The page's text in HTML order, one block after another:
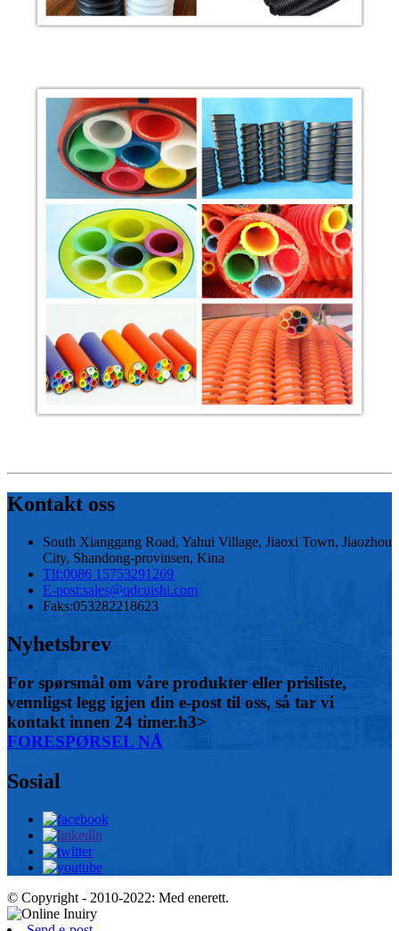
Kontakt oss
South Xianggang Road, Yahui Village, Jiaoxi Town, Jiaozhou
City, Shandong-provinsen, Kina
Tlf:0086 15753291269
E-post:sales@qdcuishi.com
Faks:053282218623
Nyhetsbrev
For spørsmål om våre produkter eller prisliste,
vennligst legg igjen din e-post til oss, så tar vi
kontakt innen 24 timer.h3>
FORESPØRSEL NÅ
Sosial
© Copyright - 2010-2022: Med enerett.